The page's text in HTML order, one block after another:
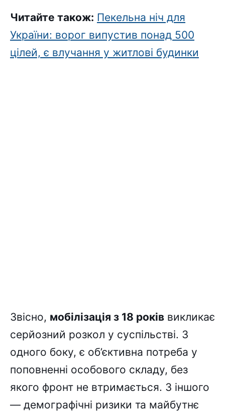
Читайте також: Пекельна ніч для
України: ворог випустив понад 500
цілей, є влучання у житлові будинки
Звісно, мобілізація з 18 років викликає
серйозний розкол у суспільстві. З
одного боку, є об’єктивна потреба у
поповненні особового складу, без
якого фронт не втримається. З іншого
— демографічні ризики та майбутнє